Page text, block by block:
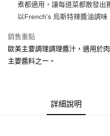
悠遊付
全盈+PAY
AFTEE先享後付
相關說明
１．簡單：不需註冊會員、不需綁卡
２．便利：只要手機號碼，簡訊認證
３．安心：先確認商品／服務後，再付
煮都適用，讓每道菜都散發出
以French's 烏斯特辣醬油調味
銷售重點
歐美主要調理調理醬汁，適用於
主要醬料之一。
詳細說明